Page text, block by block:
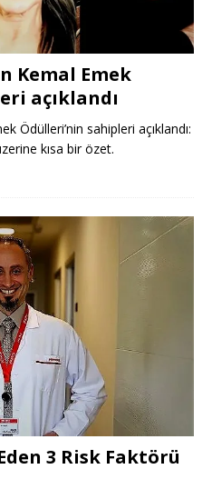
Kemal Emek
açıklandı
Ödülleri’nin sahipleri açıklandı:
kısa bir özet.
3 Risk Faktörü